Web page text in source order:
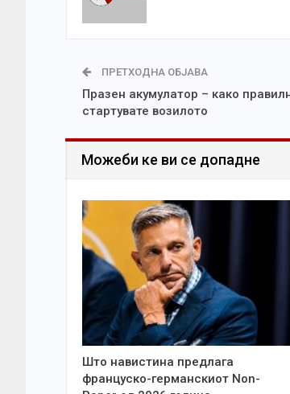
ПРЕТХОДНА ОБЈАВА
Празен акумулатор – како
стартувате возилото
Можеби ке ви се допадне
Што навистина предлага
француско-германскиот Non-